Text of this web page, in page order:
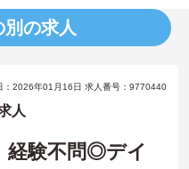
の求人
：2026年01月16日 求人番号：9770440
人
経験不問◎デイ